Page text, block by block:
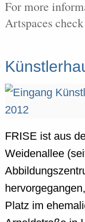
For more
Artspaces
FRISE ist aus
Weidenallee
Platz im